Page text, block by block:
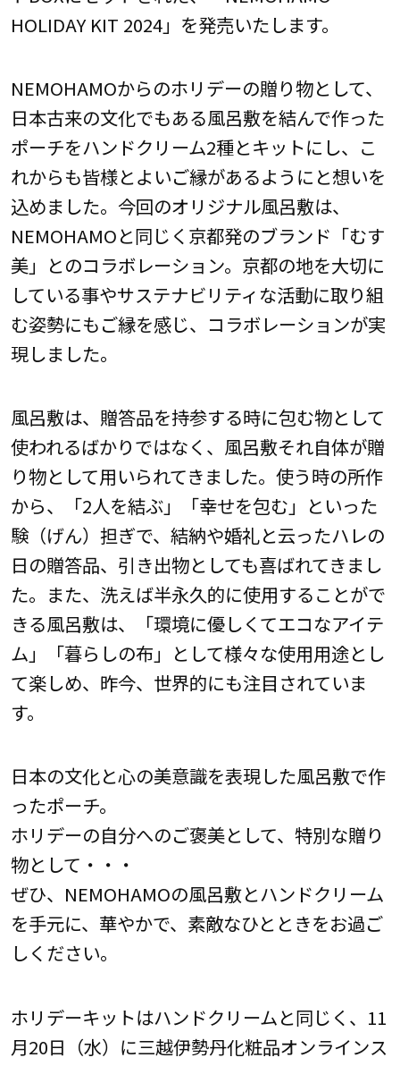
HOLIDAY KIT 2024」を発売いたします。
NEMOHAMOからのホリデーの贈り物として、
日本古来の文化でもある風呂敷を結んで作った
ポーチをハンドクリーム2種とキットにし、こ
れからも皆様とよいご縁があるようにと想いを
込めました。今回のオリジナル風呂敷は、
NEMOHAMOと同じく京都発のブランド「むす
美」とのコラボレーション。京都の地を大切に
している事やサステナビリティな活動に取り組
む姿勢にもご縁を感じ、コラボレーションが実
現しました。
風呂敷は、贈答品を持参する時に包む物として
使われるばかりではなく、風呂敷それ自体が贈
り物として用いられてきました。使う時の所作
から、「2人を結ぶ」「幸せを包む」といった
験（げん）担ぎで、結納や婚礼と云ったハレの
日の贈答品、引き出物としても喜ばれてきまし
た。また、洗えば半永久的に使用することがで
きる風呂敷は、「環境に優しくてエコなアイテ
ム」「暮らしの布」として様々な使用用途とし
て楽しめ、昨今、世界的にも注目されていま
す。
日本の文化と心の美意識を表現した風呂敷で作
ったポーチ。
ホリデーの自分へのご褒美として、特別な贈り
物として・・・
ぜひ、NEMOHAMOの風呂敷とハンドクリーム
を手元に、華やかで、素敵なひとときをお過ご
しください。
ホリデーキットはハンドクリームと同じく、11
月20日（水）に三越伊勢丹化粧品オンラインス